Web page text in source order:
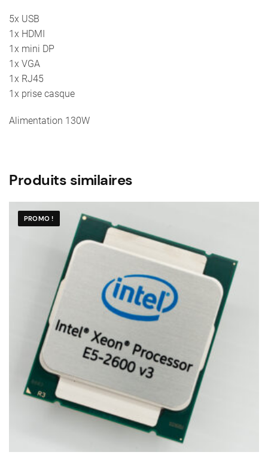
5x USB
1x HDMI
1x mini DP
1x VGA
1x RJ45
1x prise casque
Alimentation 130W
Produits similaires
PROMO !